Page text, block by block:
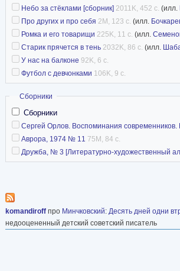
Небо за стёклами [сборник] 2011K, 452 с. (илл.
Про других и про себя 2M, 123 с. (илл.
Ромка и его товарищи 225K, 11 с. (илл.
Старик прячется в тень 2032K, 86 с. (илл.
У нас на балконе 92K, 6 с.
Футбол с девчонками 106K, 9 с.
Скрыть
Сборники
Сборники
Сергей Орлов. Воспоминания современников.
Аврора, 1974 № 11 75M, 84 с.
Дружба, № 3 [Литературно-художественный
komandiroff про Минчковский: Десять дней одни
недооцененный детский советский писатель